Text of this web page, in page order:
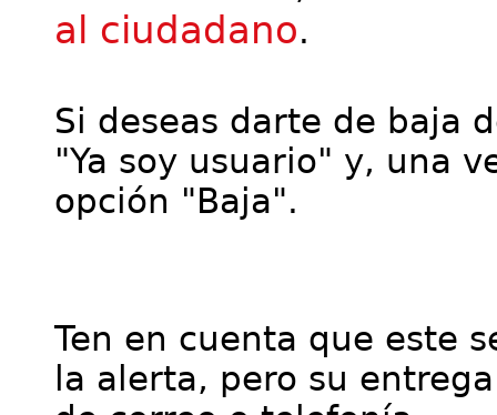
al ciudadano.
Si deseas darte de baja
"Ya soy usuario" y, una
opción "Baja".
Ten en cuenta que este
la alerta, pero su